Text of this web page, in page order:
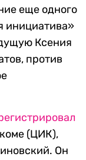
еще одного
инициатива»
Ксения
против
(ЦИК),
Он